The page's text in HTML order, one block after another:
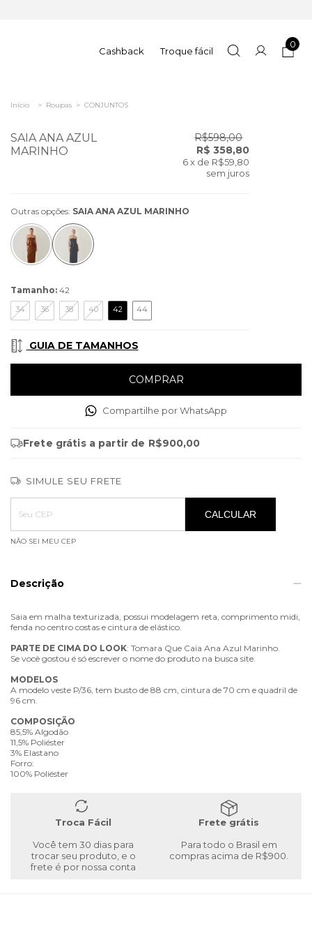
Cashback Troque fácil
0
Início > Roupas > CONJUNTOS
SAIA ANA AZUL
MARINHO
R$598,00
R$ 358,80
6 x de R$59,80
sem juros
Outras opções: SAIA ANA AZUL MARINHO
Tamanho: 42
34 36 38 40 42 44
GUIA DE TAMANHOS
Compartilhe por WhatsApp
Frete grátis a partir de R$900,00
SIMULE SEU FRETE
Entregas para o CEP:
ALTERAR CEP
CALCULAR
NÃO SEI MEU CEP
Descrição
Saia em malha texturizada, possui modelagem reta, comprimento midi,
fenda no centro costas e cintura de elástico.
PARTE DE CIMA DO LOOK: Tomara Que Caia Ana Azul Marinho.
Se você gostou é só escrever o nome do produto na busca site.
MODELOS
A modelo veste P/36, tem busto de 88 cm, cintura de 70 cm e quadril de
96 cm.
COMPOSIÇÃO
85,5% Algodão
11,5% Poliéster
3% Elastano
Forro:
100% Poliéster
Troca Fácil
Você tem 30 dias para
trocar seu produto, e o
frete é por nossa conta
Frete grátis
Para todo o Brasil em
compras acima de R$900.